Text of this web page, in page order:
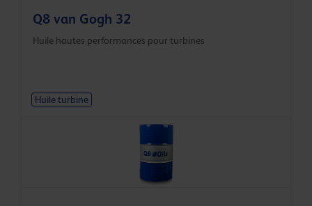
Q8 van Gogh 32
Huile hautes performances pour turbines
Huile turbine